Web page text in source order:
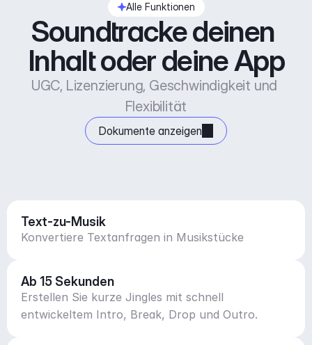
Alle Funktionen
Soundtracke deinen
Inhalt oder deine App
UGC, Lizenzierung, Geschwindigkeit und
Flexibilität
Dokumente anzeigen
Text-zu-Musik
Konvertiere Textanfragen in Musikstücke
Ab 15 Sekunden
Erstellen Sie kurze Jingles mit schnell
entwickeltem Intro, Break, Drop und Outro.